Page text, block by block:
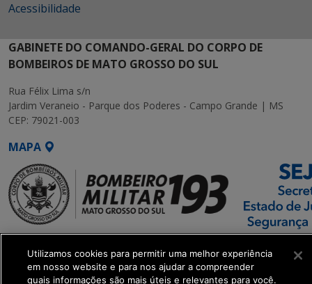
Acessibilidade
GABINETE DO COMANDO-GERAL DO CORPO DE
BOMBEIROS DE MATO GROSSO DO SUL
Rua Félix Lima s/n
Jardim Veraneio - Parque dos Poderes - Campo Grande | MS
CEP: 79021-003
MAPA
SETDIG | Secretaria-
Executiva de
Transformação Digital
Utilizamos cookies para permitir uma melhor experiência
em nosso website e para nos ajudar a compreender
quais informações são mais úteis e relevantes para você.